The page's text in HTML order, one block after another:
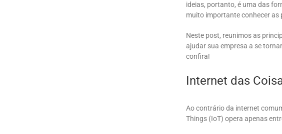
ideias, portanto, é uma das
muito importante conhecer
Neste post, reunimos as
ajudar sua empresa a se
confira!
Internet das
Ao contrário da internet
Things (IoT) opera apenas